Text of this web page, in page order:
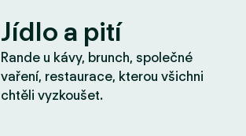
Jídlo a pití
Rande u kávy, brunch, společné
vaření, restaurace, kterou všichni
chtěli vyzkoušet.